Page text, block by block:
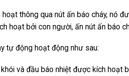
thông qua nút ấn báo cháy, nó
hoạt bởi con người, ấn nút ấn báo
tự động hoạt động như sau:
và đầu báo nhiệt được kích hoạt